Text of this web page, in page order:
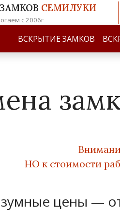
СЕМИЛУКИ
с 2006г
ВСКРЫТИЕ ЗАМКОВ
НО к стоимости
цены —